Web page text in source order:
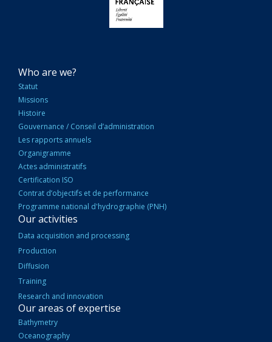
NAVIGATION
PRINCIPALE
Who are we?
Statut
Missions
Histoire
Gouvernance / Conseil d’administration
Les rapports annuels
Organigramme
Actes administratifs
Certification ISO
Contrat d’objectifs et de performance
Programme national d'hydrographie (PNH)
Our activities
Data acquisition and processing
Production
Diffusion
Training
Research and innovation
Our areas of expertise
Bathymetry
Oceanography